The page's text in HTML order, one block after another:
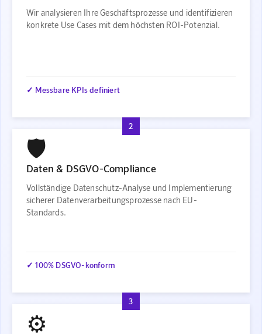
Wir analysieren Ihre Geschäftsprozesse und identifizieren
konkrete Use Cases mit dem höchsten ROI-Potenzial.
✓ Messbare KPIs definiert
2
🛡️
Daten & DSGVO-Compliance
Vollständige Datenschutz-Analyse und Implementierung
sicherer Datenverarbeitungsprozesse nach EU-
Standards.
✓ 100% DSGVO-konform
3
⚙️